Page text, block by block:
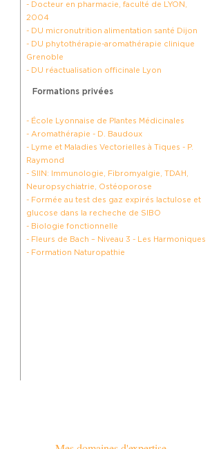
- Docteur en pharmacie, faculté de LYON,
2004
- DU micronutrition alimentation santé Dijon
- DU phytothérapie-aromathérapie clinique
Grenoble
- DU réactualisation officinale Lyon
Formations privées
- École Lyonnaise de Plantes Médicinales
- Aromathérapie - D. Baudoux
- Lyme et Maladies Vectorielles à Tiques - P.
Raymond
- SIIN: Immunologie, Fibromyalgie, TDAH,
Neuropsychiatrie, Ostéoporose
- Formée au test des gaz expirés lactulose et
glucose dans la recheche de SIBO
- Biologie fonctionnelle
- Fleurs de Bach – Niveau 3 - Les Harmoniques
- Formation Naturopathie